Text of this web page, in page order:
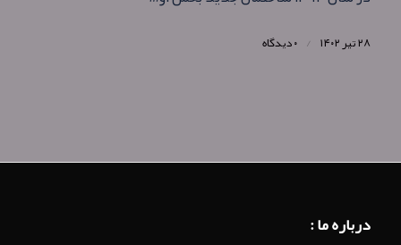
۲۸ تیر ۱۴۰۲ / ۰ دیدگاه
درباره ما :